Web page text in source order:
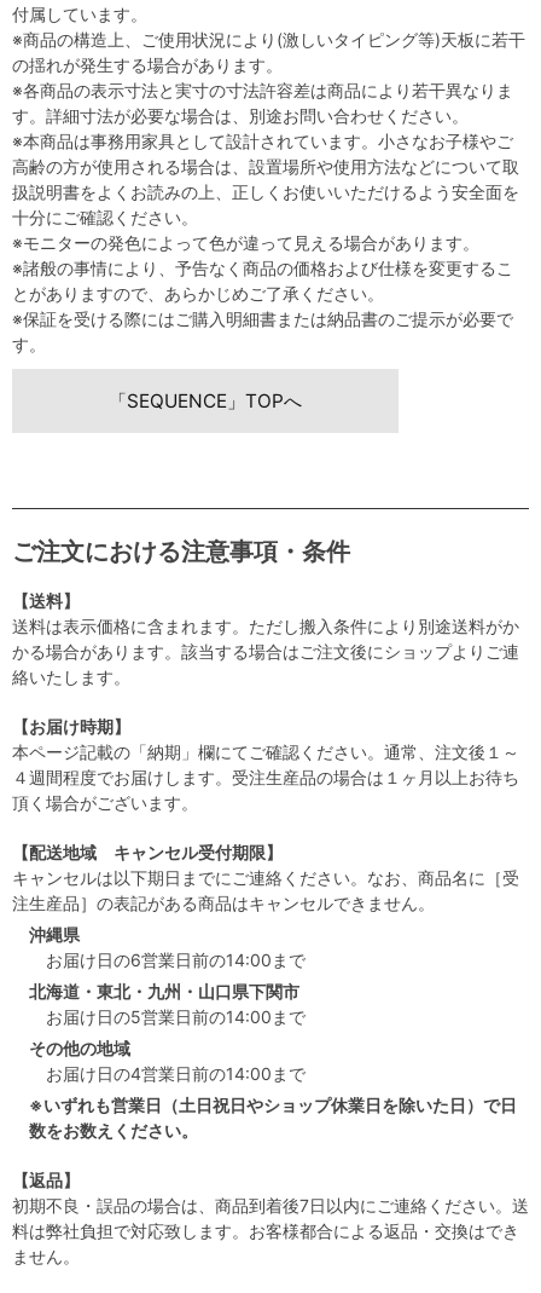
付属しています。
※商品の構造上、ご使用状況により(激しいタイピング等)天板に若干
の揺れが発生する場合があります。
※各商品の表示寸法と実寸の寸法許容差は商品により若干異なりま
す。詳細寸法が必要な場合は、別途お問い合わせください。
※本商品は事務用家具として設計されています。小さなお子様やご
高齢の方が使用される場合は、設置場所や使用方法などについて取
扱説明書をよくお読みの上、正しくお使いいただけるよう安全面を
十分にご確認ください。
※モニターの発色によって色が違って見える場合があります。
※諸般の事情により、予告なく商品の価格および仕様を変更するこ
とがありますので、あらかじめご了承ください。
※保証を受ける際にはご購入明細書または納品書のご提示が必要で
す。
「SEQUENCE」TOPへ
ご注文における注意事項・条件
【送料】
送料は表示価格に含まれます。ただし搬入条件により別途送料がか
かる場合があります。該当する場合はご注文後にショップよりご連
絡いたします。
【お届け時期】
本ページ記載の「納期」欄にてご確認ください。通常、注文後１～
４週間程度でお届けします。受注生産品の場合は１ヶ月以上お待ち
頂く場合がございます。
【配送地域 キャンセル受付期限】
キャンセルは以下期日までにご連絡ください。なお、商品名に［受
注生産品］の表記がある商品はキャンセルできません。
沖縄県
お届け日の6営業日前の14:00まで
北海道・東北・九州・山口県下関市
お届け日の5営業日前の14:00まで
その他の地域
お届け日の4営業日前の14:00まで
※いずれも営業日（土日祝日やショップ休業日を除いた日）で日
数をお数えください。
【返品】
初期不良・誤品の場合は、商品到着後7日以内にご連絡ください。送
料は弊社負担で対応致します。お客様都合による返品・交換はでき
ません。